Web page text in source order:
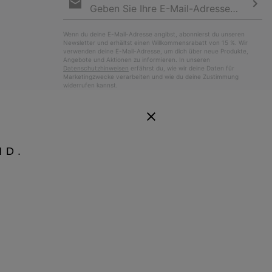
Anmeldung
Wenn du deine E-Mail-Adresse angibst, abonnierst du unseren
Newsletter und erhältst einen Willkommensrabatt von 15 %. Wir
verwenden deine E-Mail-Adresse, um dich über neue Produkte,
Angebote und Aktionen zu informieren. In unseren
Datenschutzhinweisen erfährst du, wie wir deine Daten für
Marketingzwecke verarbeiten und wie du deine Zustimmung
widerrufen kannst.